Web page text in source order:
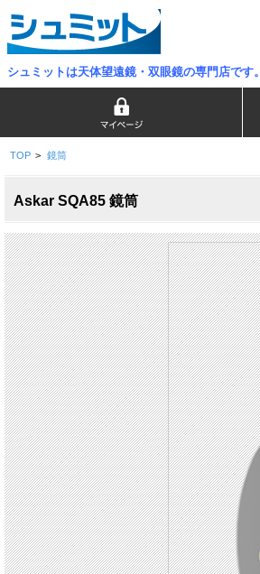
シュミットは天体望遠鏡・双眼鏡の専門店です。
TOP > 鏡筒
Askar SQA85 鏡筒